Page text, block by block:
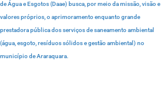
de Água e Esgotos (Daae) busca, por meio da missão, visão e
valores próprios, o aprimoramento enquanto grande
prestadora pública dos serviços de saneamento ambiental
(água, esgoto, resíduos sólidos e gestão ambiental) no
município de Araraquara.